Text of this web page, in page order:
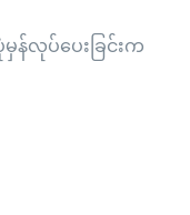
န်လုပ်ပေးခြင်းက